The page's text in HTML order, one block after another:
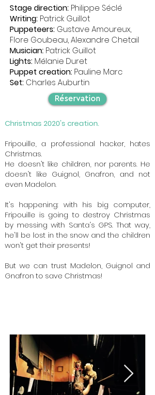
Stage direction: Philippe Séclé
Writing: Patrick Guillot
Puppeteers: Gustave Amoureux,
Flore Goubeau, Alexandre Chetail
Musician: Patrick Guillot
Lights: Mélanie Duret
Puppet creation: Pauline Marc
Set: Charles Auburtin
Réservation
Christmas 2020's creation.
Fripouille, a professional hacker, hates
Christmas.
He doesn't like children, nor parents. He
doesn't like Guignol, Gnafron, and not
even Madelon.
It's happening: with his big computer,
Fripouille is going to destroy Christmas
by messing with Santa's GPS. That way,
he'll be lost in the snow and the children
won't get their presents!
But we can trust Madelon, Guignol and
Gnafron to save Christmas!